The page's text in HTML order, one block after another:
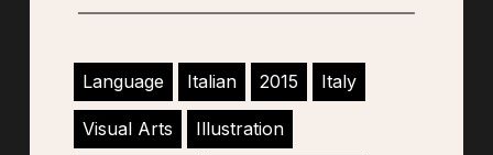
Language Italian 2015 Italy
Visual Arts Illustration